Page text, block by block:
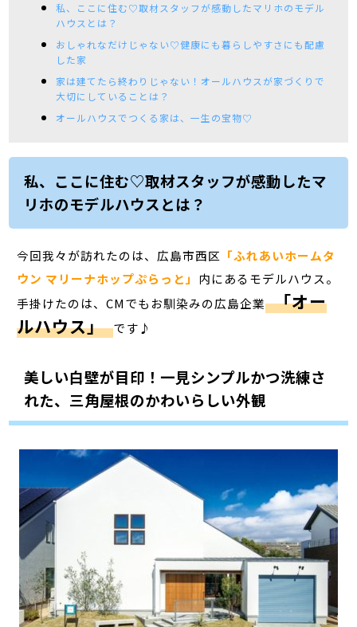
私、ここに住む♡取材スタッフが感動したマリホのモデル
ハウスとは？
おしゃれなだけじゃない♡健康にも暮らしやすさにも配慮
した家
家は建てたら終わりじゃない！オールハウスが家づくりで
大切にしていることは？
オールハウスでつくる家は、一生の宝物♡
私、ここに住む♡取材スタッフが感動したマ
リホのモデルハウスとは？
今回我々が訪れたのは、広島市西区 「ふれあいホームタ
ウン マリーナホップぷらっと」 内にあるモデルハウス。
手掛けたのは、CMでもお馴染みの広島企業 「オー
ルハウス」 です♪
美しい白壁が目印！一見シンプルかつ洗練さ
れた、三角屋根のかわいらしい外観